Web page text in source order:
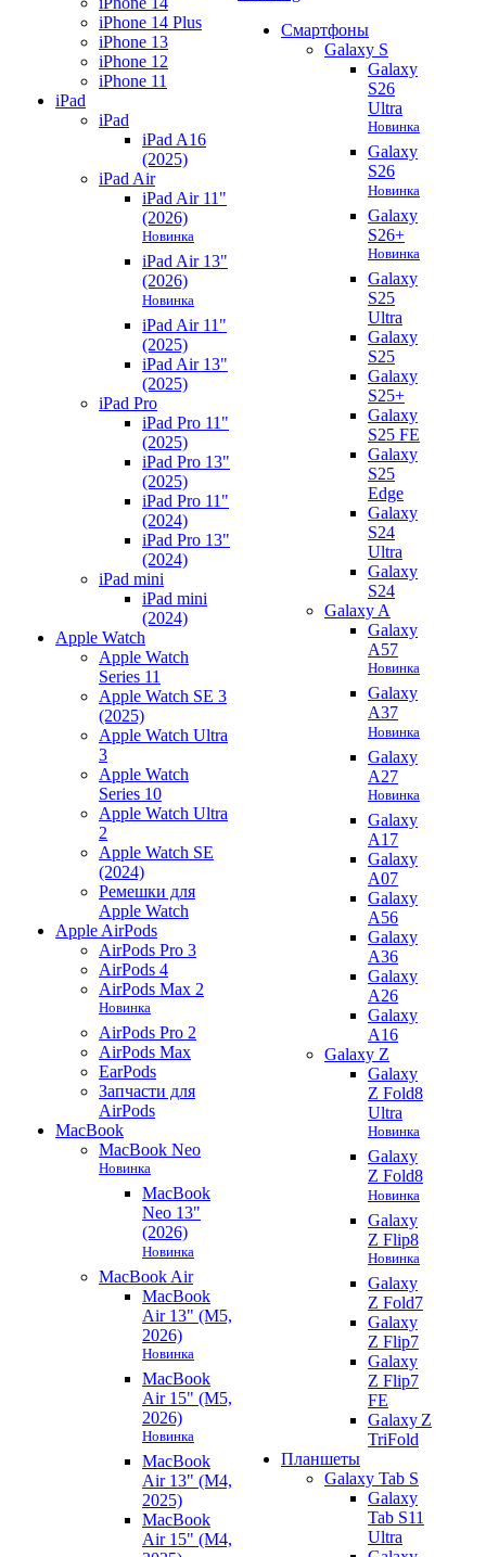
iPhone 14 Plus
iPhone 13
iPhone 12
iPhone 11
iPad
iPad
iPad A16
(2025)
iPad Air
iPad Air 11"
(2026)
Новинка
iPad Air 13"
(2026)
Новинка
iPad Air 11"
(2025)
iPad Air 13"
(2025)
iPad Pro
iPad Pro 11"
(2025)
iPad Pro 13"
(2025)
iPad Pro 11"
(2024)
iPad Pro 13"
(2024)
iPad mini
iPad mini
(2024)
Apple Watch
Apple Watch
Series 11
Apple Watch SE 3
(2025)
Apple Watch Ultra
3
Apple Watch
Series 10
Apple Watch Ultra
2
Apple Watch SE
(2024)
Ремешки для
Apple Watch
Apple AirPods
AirPods Pro 3
AirPods 4
AirPods Max 2
Новинка
AirPods Pro 2
AirPods Max
EarPods
Запчасти для
AirPods
MacBook
MacBook Neo
Новинка
MacBook
Neo 13"
(2026)
Новинка
MacBook Air
MacBook
Air 13" (M5,
2026)
Новинка
MacBook
Air 15" (M5,
2026)
Новинка
MacBook
Air 13" (M4,
2025)
MacBook
Air 15" (M4,
Смартфоны
Galaxy S
Galaxy
S26
Ultra
Новинка
Galaxy
S26
Новинка
Galaxy
S26+
Новинка
Galaxy
S25
Ultra
Galaxy
S25
Galaxy
S25+
Galaxy
S25 FE
Galaxy
S25
Edge
Galaxy
S24
Ultra
Galaxy
S24
Galaxy A
Galaxy
A57
Новинка
Galaxy
A37
Новинка
Galaxy
A27
Новинка
Galaxy
A17
Galaxy
A07
Galaxy
A56
Galaxy
A36
Galaxy
A26
Galaxy
A16
Galaxy Z
Galaxy
Z Fold8
Ultra
Новинка
Galaxy
Z Fold8
Новинка
Galaxy
Z Flip8
Новинка
Galaxy
Z Fold7
Galaxy
Z Flip7
Galaxy
Z Flip7
FE
Galaxy Z
TriFold
Планшеты
Galaxy Tab S
Galaxy
Tab S11
Ultra